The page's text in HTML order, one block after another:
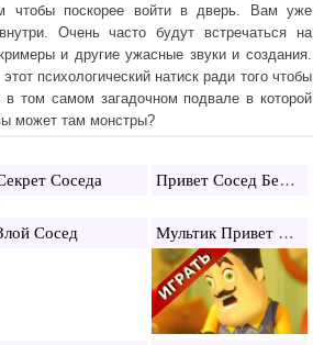
чтобы поскорее войти в дверь. Вам уже
Очень часто будут встречаться на
и другие ужасные звуки и создания.
психологический натиск ради того чтобы
в том самом загадочном подвале в которой
может там монстры?
Соседа Привет Сосед Бета 3
Сосед Мультик Привет Сосед